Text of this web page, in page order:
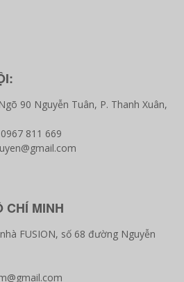
90 Nguyễn Tuân, P. Thanh Xuân,
811 669
CHÍ MINH
FUSION, số 68 đường Nguyễn